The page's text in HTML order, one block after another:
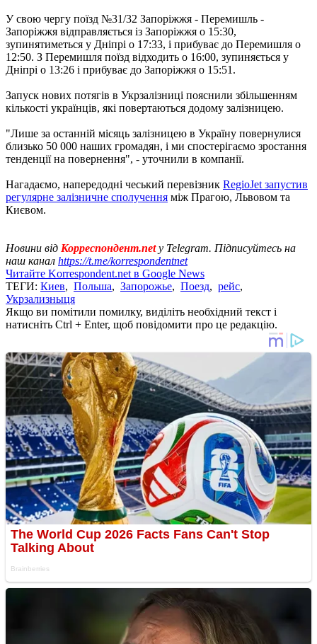
У свою чергу поїзд №31/32 Запоріжжя - Перемишль -
Запоріжжя відправляється із Запоріжжя о 15:30,
зупинятиметься у Дніпрі о 17:33, і прибуває до Перемишля о
12:50. З Перемишля поїзд відходить о 16:00, зупиняється у
Дніпрі о 13:26 і прибуває до Запоріжжя о 15:51.
Запуск нових потягів в Укрзалізниці пояснили збільшенням
кількості українців, які повертаються додому залізницею.
"Лише за останній місяць залізницею в Україну повернулися
близько 50 000 наших громадян, і ми спостерігаємо зростання
тенденції на повернення", - уточнили в компанії.
Нагадаємо, напередодні чеський перевізник RegioJet запустив
регулярне залізничне сполучення між Прагою, Львовом та
Києвом.
Новини від Корреспондент.netу Telegram. Підписуйтесь на
наш канал https://t.me/korrespondentnet
Читайте Korrespondent.net в Google News
ТЕГИ: Киев, Польша, Запорожье, Поезд, рейс,
Укрзализныця
Якщо ви помітили помилку, виділіть необхідний текст і
натисніть Ctrl + Enter, щоб повідомити про це редакцію.